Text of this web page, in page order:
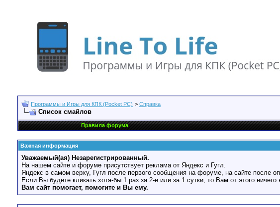
Программы и Игры для КПК (Pocket PC) > Справка
Список смайлов
Правила форума
Важная информация
Уважаемый(ая) Незарегистрированный.
На нашем сайте и форуме присутствует реклама от Яндекс и Гугл.
Яндекс в самом верху, Гугл после первого сообщения на форуме, на сайте после
Если Вы будете кликать хотя-бы 1 раз за 2-е или за 1 сутки, то Вам от этого
Вам сайт помогает, помогите и Вы ему.